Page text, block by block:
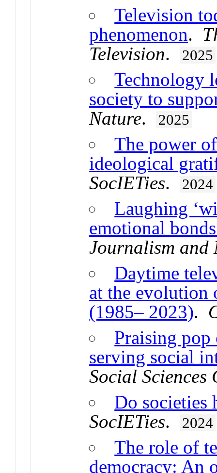
Television
phenomenon.
Television. 2025
Technology
society to
Nature. 2025
The power
ideological
SocIETies. 2024
Laughing
emotional
Journalism and
Daytime
at the evolution
(1985– 2023).
Praising pop
serving social
Social Sciences
Do societies
SocIETies. 2024
The role of
democracy: An